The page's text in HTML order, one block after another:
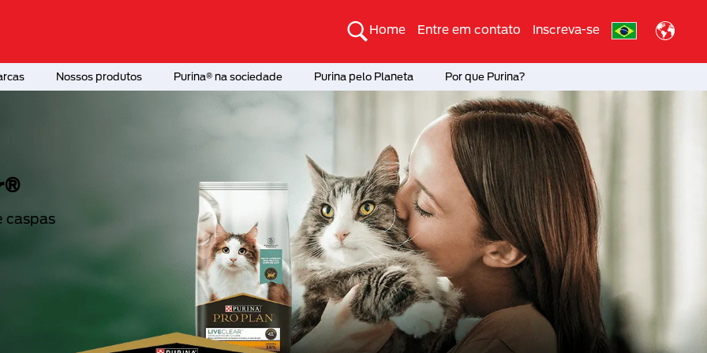
Home Entre em contato Inscreva-se
Nossos produtos Purina® na sociedade Purina pelo Planeta Por que Purina?